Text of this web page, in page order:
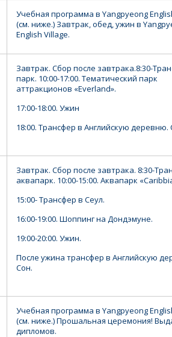
Учебная программа в Yangpyeong
(см. ниже.) Завтрак, обед, ужин в
English Village.
Завтрак. Сбор после завтрака.8:30-
парк. 10:00-17:00. Тематический парк
аттракционов «Everland».
17:00-18:00. Ужин
18:00. Трансфер в Английскую деревню.
Завтрак. Сбор после завтрака. 8:30-
аквапарк. 10:00-15:00. Аквапарк
15:00- Трансфер в Сеул.
16:00-19:00. Шоппинг на Дондэмуне.
19:00-20:00. Ужин.
После ужина трансфер в Английскую
Сон.
Учебная программа в Yangpyeong
(см. ниже.)Прошальная церемония!
дипломов.